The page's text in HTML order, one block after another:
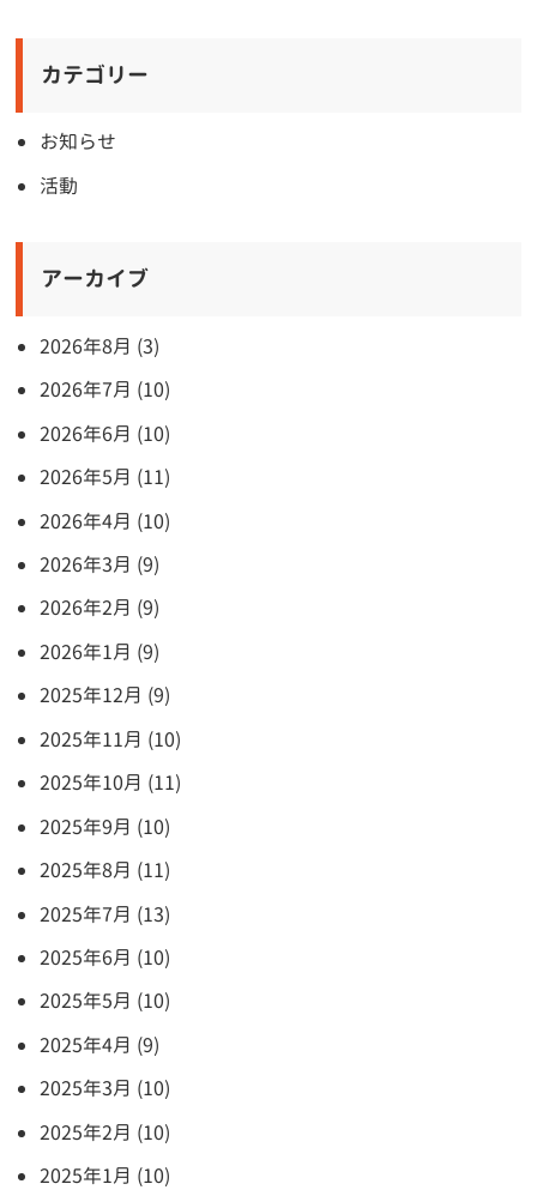
カテゴリー
お知らせ
活動
アーカイブ
2026年8月 (3)
2026年7月 (10)
2026年6月 (10)
2026年5月 (11)
2026年4月 (10)
2026年3月 (9)
2026年2月 (9)
2026年1月 (9)
2025年12月 (9)
2025年11月 (10)
2025年10月 (11)
2025年9月 (10)
2025年8月 (11)
2025年7月 (13)
2025年6月 (10)
2025年5月 (10)
2025年4月 (9)
2025年3月 (10)
2025年2月 (10)
2025年1月 (10)